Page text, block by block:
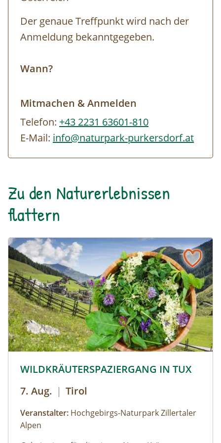
kostenpflichtig (Preis auf Anfrage)
Der genaue Treffpunkt wird nach der
Anmeldung bekanntgegeben.
Wann?
Mitmachen & Anmelden
Telefon: +43 2231 63601-810
E-Mail: info@naturpark-purkersdorf.at
Zu den Naturerlebnissen
flattern
© © Hochgebirgs-Naturpark Zillertaler Alpen
WILDKRÄUTERSPAZIERGANG IN TUX
7. Aug. | Tirol
Veranstalter: Hochgebirgs-Naturpark Zillertaler
Alpen